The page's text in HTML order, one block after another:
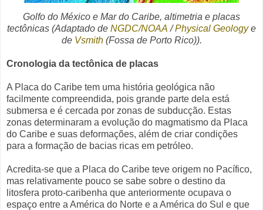
Golfo do México e Mar do Caribe, altimetria e placas
tectônicas (Adaptado de NGDC/NOAA /Physical Geologye
de Vsmith(Fossa de Porto Rico)).
Cronologia da tectônica de placas
A Placa do Caribe tem uma história geológica não
facilmente compreendida, pois grande parte dela está
submersa e é cercada por zonas de subducção. Estas
zonas determinaram a evolução do magmatismo da Placa
do Caribe e suas deformações, além de criar condições
para a formação de bacias ricas em petróleo.
Acredita-se que a Placa do Caribe teve origem no Pacífico,
mas relativamente pouco se sabe sobre o destino da
litosfera proto-caribenha que anteriormente ocupava o
espaço entre a América do Norte e a América do Sul e que